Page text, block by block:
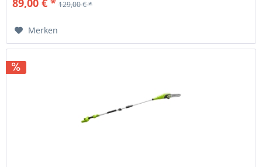
129,00 € *
Merken